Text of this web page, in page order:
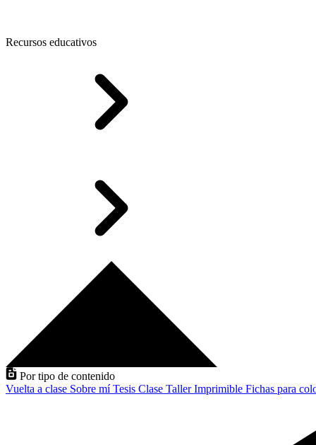
Recursos educativos
Por tipo de contenido
Vuelta a clase Sobre míTesis Clase TallerImprimible Fichas para